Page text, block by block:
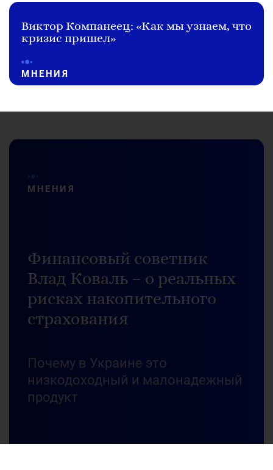
Виктор Компанеец: «Как мы узнаем, что
кризис пришел»
МНЕНИЯ
МНЕНИЯ
Финансовый советник
Влад Коваль – о реальных
рисках накопительного
страхования
Почему в Украине это
низкодоходный и малонадежный
продукт